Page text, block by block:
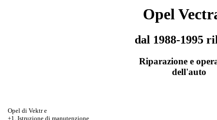
Opel
dal 1988-1995
Riparazione e
dell'auto
Opel di Vektr e
+1. Istruzione di manutenzione